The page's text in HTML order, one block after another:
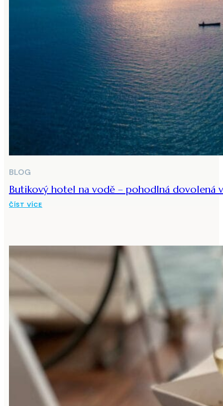
BLOG
Butikový hotel na vodě – pohodlná dovolená v
ČÍST VÍCE